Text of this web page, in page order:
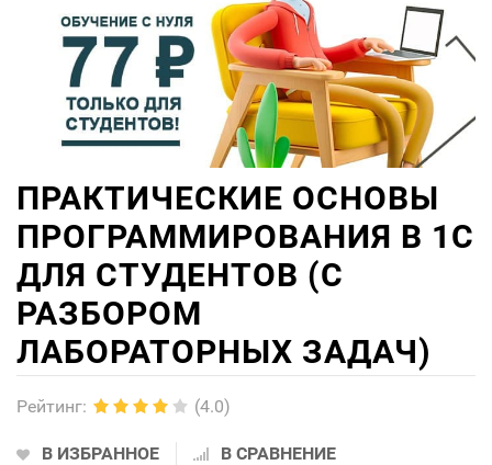
ПРАКТИЧЕСКИЕ ОСНОВЫ
ПРОГРАММИРОВАНИЯ В 1С
ДЛЯ СТУДЕНТОВ (С
РАЗБОРОМ
ЛАБОРАТОРНЫХ ЗАДАЧ)
Рейтинг: (4.0)
В ИЗБРАННОЕ В СРАВНЕНИЕ